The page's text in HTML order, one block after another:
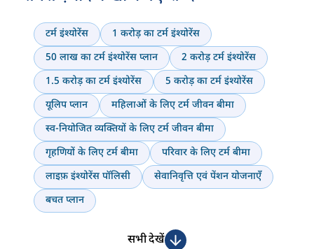
टर्म इंश्योरेंस
1 करोड़ का टर्म इंश्योरेंस
50 लाख का टर्म इंश्योरेंस प्लान
2 करोड़ टर्म इंश्योरेंस
1.5 करोड़ का टर्म इंश्योरेंस
5 करोड़ का टर्म इंश्योरेंस
यूलिप प्लान
महिलाओं के लिए टर्म जीवन बीमा
स्व-नियोजित व्यक्तियों के लिए टर्म जीवन बीमा
गृहणियों के लिए टर्म बीमा
परिवार के लिए टर्म बीमा
लाइफ़ इंश्योरेंस पॉलिसी
सेवानिवृत्ति एवं पेंशन योजनाएँ
बचत प्लान
सभी देखें